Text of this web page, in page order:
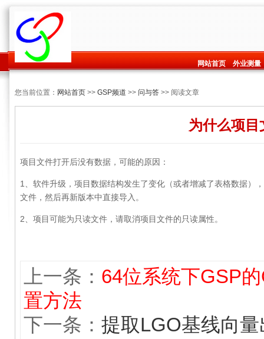
网站首页 外业测量
您当前位置： 网站首页 >> GSP频道 >> 问与答 >> 阅读文章
为什么项
项目文件打开后没有数据，可能的原因：
1、软件升级，项目数据结构发生了变化（或者增减了表格数据）
文件，然后再新版本中直接导入。
2、项目可能为只读文件，请取消项目文件的只读属性。
上一条： 64位系统下GSP
置方法
下一条： 提取LGO基线向